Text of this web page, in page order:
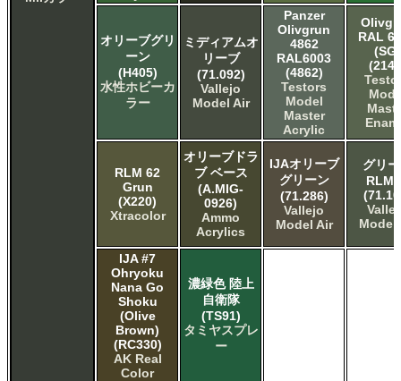
オリーブグリ
ーン
(H405)
水性ホビーカ
ラー
ミディアムオ
リーブ
(71.092)
Vallejo
Model Air
Panzer
Olivgrun
4862
RAL6003
(4862)
Testors
Model
Master
Acrylic
RAL
(SG)
RLM 62
Grun
(X220)
Xtracolor
オリーブドラ
ブ ベース
(A.MIG-
0926)
Ammo
Acrylics
IJAオリーブ
グリーン
(71.286)
Vallejo
Model Air
グリ
Model
IJA #7
Ohryoku
Nana Go
Shoku
(Olive
Brown)
(RC330)
AK Real
Color
濃緑色 陸上
自衛隊
(TS91)
タミヤスプレ
ー